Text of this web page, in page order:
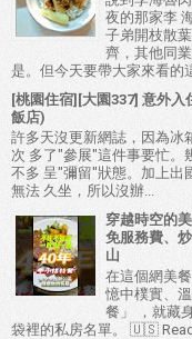
夜的那家李
子弟開枝散
齊，其他同
是。但今天要帶大家來看的
[桃園住宿][大園337] 意外入
飯店)
許多天沒更新網誌，因為冰
次 多了"參展"這件事要忙。
不多 呈"彌留"狀態。加上出
無法 久坐，所以沒辦...
穿越時空的
免服務費、
山
在這個網美
憶中樸實、
餐」 ，就藏
袋裡的私房名單。 🇺🇸 Read